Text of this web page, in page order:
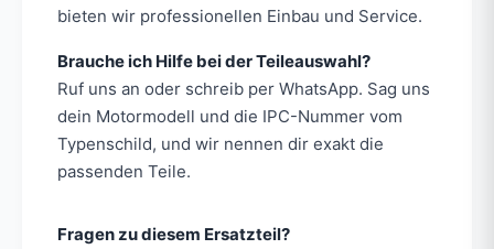
bieten wir professionellen Einbau und Service.
Brauche ich Hilfe bei der Teileauswahl?
Ruf uns an oder schreib per WhatsApp. Sag uns
dein Motormodell und die IPC-Nummer vom
Typenschild, und wir nennen dir exakt die
passenden Teile.
Fragen zu diesem Ersatzteil?